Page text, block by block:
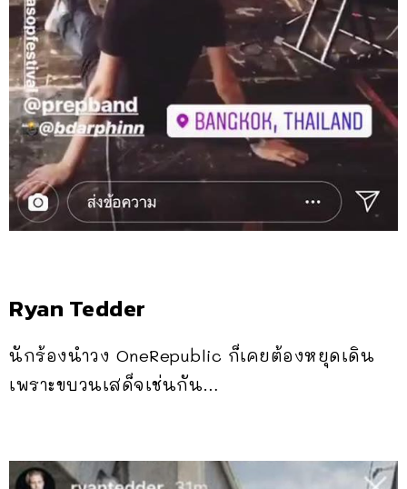
Ryan Tedder
นักร้องนำวง OneRepublic ก็เคยต้องหยุดเดิน
เพราะขบวนเสด็จเช่นกัน…